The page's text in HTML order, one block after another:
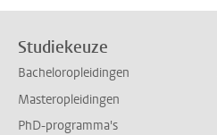
Studiekeuze
Bacheloropleidingen
Masteropleidingen
PhD-programma's